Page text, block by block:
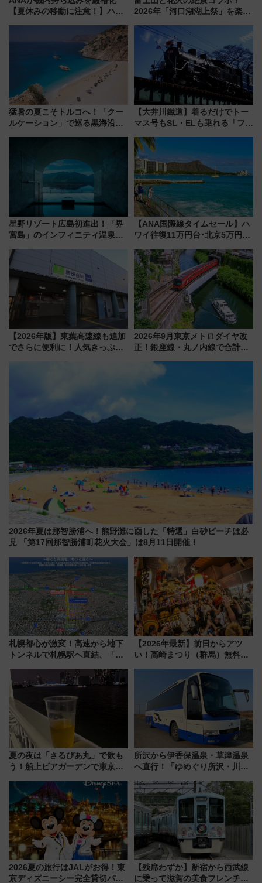
【夏休みの移動に注意！】ハン
「身の回り品」新サイズ制限
(40×30×20cm)おさらい
2026年「河口湖湖上祭」を楽し
ススメ
猛暑の夏こそトルコへ！「クー
ルケーション」で巡る黒海沿岸
れるべき世界の旅先』
【大井川鐵道】着るだけでトー
マス号もSL・ELも乗れる「フリ
受注販売
星野リゾート広島初進出！「界
宮島」のインフィニティ温泉と
宿泊料金・アクセスは？（2026
年7月23日開業）
【ANA国際線タイムセール】ハ
ワイ往復11万円台･北京5万円台
来春のGW旅行まで狙える激ア
ツ路線まとめ（8/10まで）
【2026年版】東葉高速線も追加
でさらに便利に！人気きっぷ
2026年9月東京メトロダイヤ改
正！銀座線・丸ノ内線で合計
2026年夏は那智勝浦へ！熊野灘に面した「特選」白砂ビーチは必
見 「第17回那智勝浦町花火大会」は8月11日開催！
札幌都心が激変！高速から地下
トンネルで札幌駅へ直結、「創
から本格着工、延長4.8km整備
事業の全貌
【2026年最新】前日からアツ
い！高崎まつり（群馬）無料観
夏の夜は「さるびあ丸」で飲も
う！船上ビアガーデンで東京湾
杯……工場直送生ビールや島グ
ルメが美味い
所沢から伊香保温泉・草津温泉
へ直行！「ゆめぐり所沢・川越
軽に 運行ダイヤ・運賃を解説
2026夏の旅行はJALがお得！東
京ディズニーシー完全貸切パー
【残席わずか】新宿から西武線
に乗って滋賀の美食フレンチを